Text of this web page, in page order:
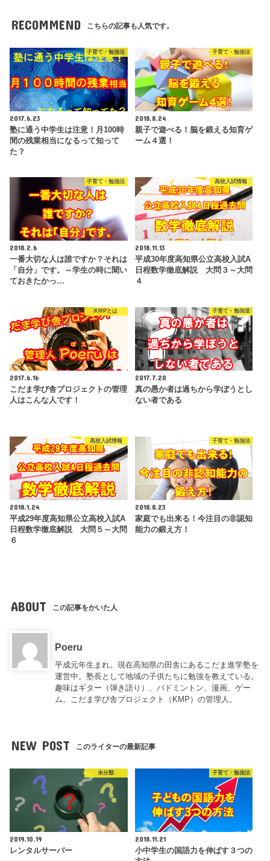
RECOMMEND こちらの記事も人気です。
子育て・勉強法
2017.6.23
塾に通う中学生は注意！月100時
間の残業相当になるって知って
た？
子育て・勉強法
2018.8.24
親子で遊べる！脳を鍛える知育ゲ
ーム４選！
子育て・勉強法
2018.2.6
一番大切な人は誰ですか？それは
「自分」です。～学生の時に聞い
ておきたかっ…
高校入試情報
2018.11.13
平成30年度高知県公立高校入試A
日程数学徹底解説 大問３～大問
４
KMPとは
2017.6.16
こだま学び舎プロジェクトの管理
人はこんな人です！
子育て・勉強法
2017.7.20
真の愚か者は過ちから学ぼうとし
ない者である
高校入試情報
2018.1.24
平成29年度高知県公立高校入試A
日程数学徹底解説 大問５～大問
６
子育て・勉強法
2018.8.23
家庭でも出来る！今注目の非認知
能力の鍛え方！
ABOUT この記事をかいた人
Poeru
平成元年生まれ。現在高知県の田舎にあるこだま進学塾を
運営中。塾長として地域の子供たちに勉強を教えている。
趣味はギター（弾き語り）、バドミントン、漫画、ゲー
ム。こだま学び舎プロジェクト（KMP）の管理人。
NEW POST このライターの最新記事
未分類
2019.10.19
レンタルサーバー
子育て・勉強法
2018.11.21
小中学生の国語力を伸ばす３つの